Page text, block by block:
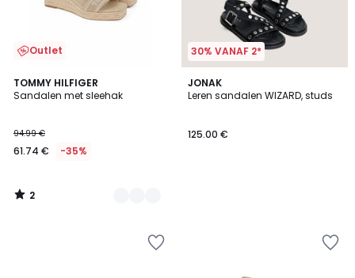
Outlet
TOMMY HILFIGER
Sandalen met sleehak
94.99 €
61.74 € -35%
2
/
2
Kleuren
2
/
30% VANAF 2*
JONAK
Leren sandalen WIZARD, studs
125.00 €